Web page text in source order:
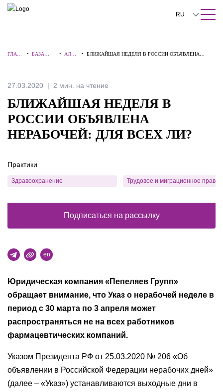
ПОИСК ПО САЙТУ Закрыть
RU
中文
Español
ГЛАВН
•БАЗА
•
АЛЕР
• БЛИЖАЙШАЯ НЕДЕЛЯ В РОССИИ ОБЪЯВЛЕНА
27.03.2020 2 мин. на чтение
БЛИЖАЙШАЯ НЕДЕЛЯ В
РОССИИ ОБЪЯВЛЕНА
НЕРАБОЧЕЙ: ДЛЯ ВСЕХ ЛИ?
en
Юридическая компания «Пепеляев Групп»
обращает внимание, что Указ о нерабочей неделе в
период с 30 марта по 3 апреля может
распространяться не на всех работников
фармацевтических компаний.
Указом Президента РФ от 25.03.2020 № 206 «Об
объявлении в Российской Федерации нерабочих дней»
(далее – «Указ») устанавливаются выходные дни в
Практики
Здравоохранение Трудовое и миграционное право
Подписаться на рассылку